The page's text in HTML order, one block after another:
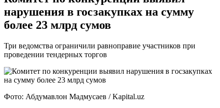
нарушения в госзакупках на сумму
более 23 млрд сумов
Три ведомства ограничили равноправие участников при
проведении тендерных торгов
Фото: Абдумавлон Мадмусаев / Kapital.uz